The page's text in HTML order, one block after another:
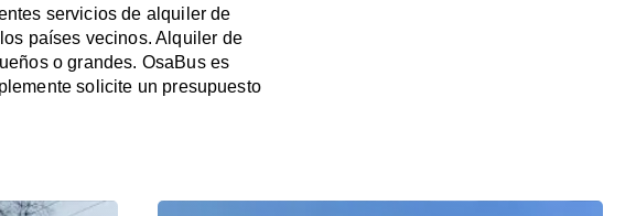
servicios de alquiler de
países vecinos. Alquiler de
o grandes. OsaBus es
solicite un presupuesto